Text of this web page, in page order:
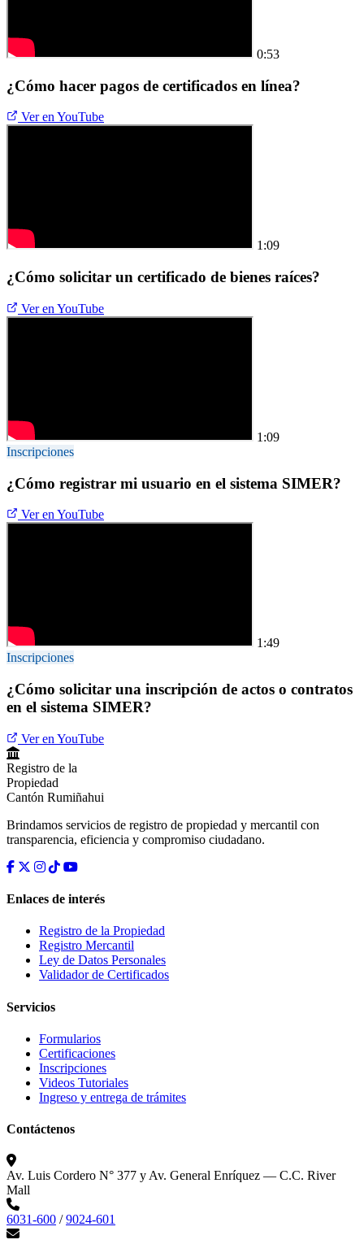
0:53
¿Cómo hacer pagos de certificados en línea?
Ver en YouTube
1:09
¿Cómo solicitar un certificado de bienes raíces?
Ver en YouTube
1:09
Inscripciones
¿Cómo registrar mi usuario en el sistema SIMER?
Ver en YouTube
1:49
Inscripciones
¿Cómo solicitar una inscripción de actos o contratos
en el sistema SIMER?
Ver en YouTube
Registro de la
Propiedad
Cantón Rumiñahui
Brindamos servicios de registro de propiedad y mercantil con
transparencia, eficiencia y compromiso ciudadano.
Enlaces de interés
Registro de la Propiedad
Registro Mercantil
Ley de Datos Personales
Validador de Certificados
Servicios
Formularios
Certificaciones
Inscripciones
Videos Tutoriales
Ingreso y entrega de trámites
Contáctenos
Av. Luis Cordero N° 377 y Av. General Enríquez — C.C. River
Mall
6031-600 /9024-601